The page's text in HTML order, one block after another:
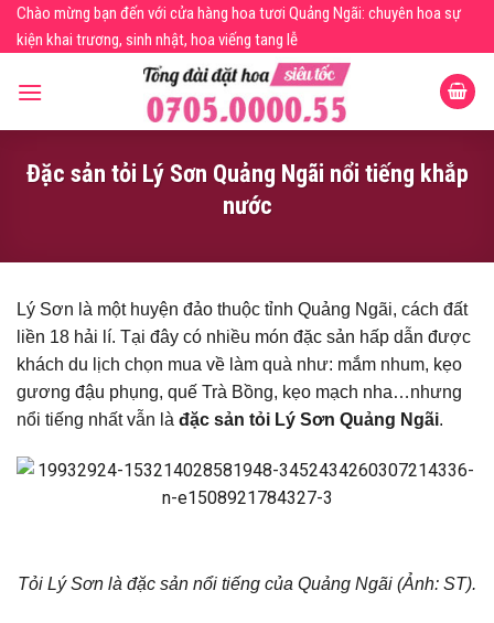
SkipChào mừng bạn đến với cửa hàng hoa tươi Quảng Ngãi: chuyên hoa sự
kiện khai trương, sinh nhật, hoa viếng tang lễ
Đặc sản tỏi Lý Sơn Quảng Ngãi nổi tiếng khắp
nước
Lý Sơn là một huyện đảo thuộc tỉnh Quảng Ngãi, cách đất
liền 18 hải lí. Tại đây có nhiều món đặc sản hấp dẫn được
khách du lịch chọn mua về làm quà như: mắm nhum, kẹo
gương đậu phụng, quế Trà Bồng, kẹo mạch nha…nhưng
nổi tiếng nhất vẫn là đặc sản tỏi Lý Sơn Quảng Ngãi.
Tỏi Lý Sơn là đặc sản nổi tiếng của Quảng Ngãi (Ảnh: ST).